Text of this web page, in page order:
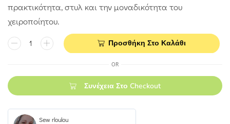
πρακτικότητα, στυλ και την μοναδικότητα του
χειροποίητου.
Προσθήκη Στο Καλάθι
OR
Συνέχεια Στο Checkout
Sew rloulou